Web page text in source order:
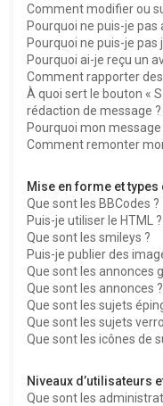
Comment modifier ou
Pourquoi ne puis-je
Pourquoi ne puis-je
Pourquoi ai-je reçu un
Comment rapporter
À quoi sert le bouton «
rédaction de message ?
Pourquoi mon
Comment remonter
Mise en forme et types
Que sont les BBCodes ?
Puis-je utiliser le HTML ?
Que sont les smileys ?
Puis-je publier des
Que sont les annonces
Que sont les annonces ?
Que sont les sujets
Que sont les sujets
Que sont les icônes de
Niveaux d’utilisateurs
Que sont les